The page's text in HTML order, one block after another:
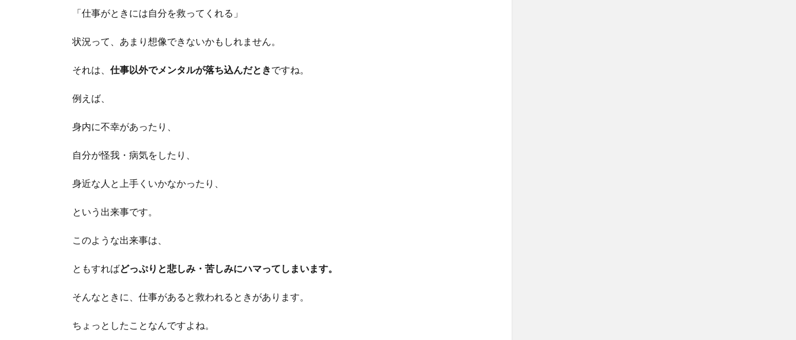
「仕事がときには自分を救ってくれる」
状況って、あまり想像できないかもしれません。
それは、 仕事以外でメンタルが落ち込んだときですね。
例えば、
身内に不幸があったり、
自分が怪我・病気をしたり、
身近な人と上手くいかなかったり、
という出来事です。
このような出来事は、
ともすればどっぷりと悲しみ・苦しみにハマってしまいます。
そんなときに、仕事があると救われるときがあります。
ちょっとしたことなんですよね。